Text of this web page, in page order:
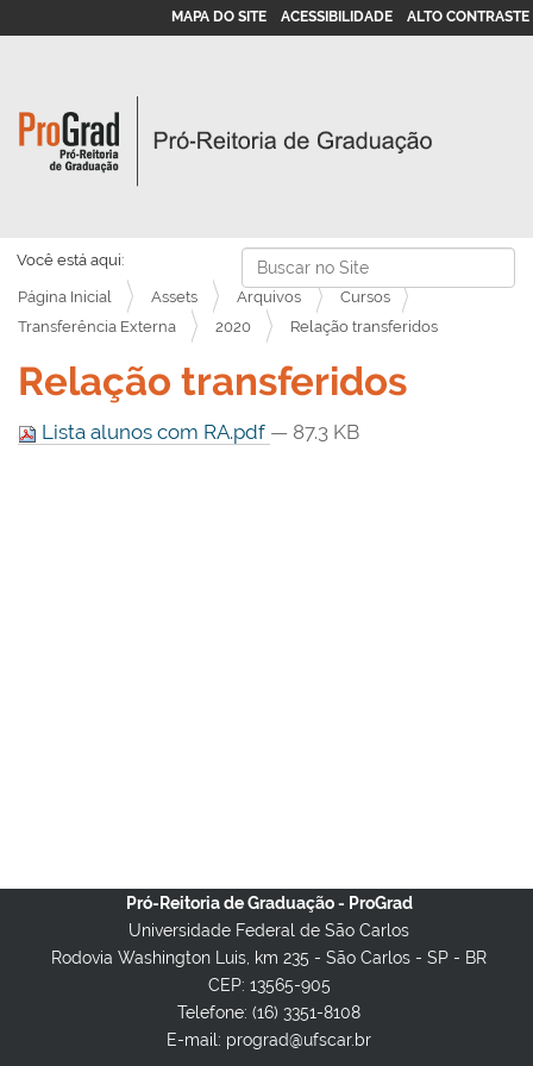
Busca
Busca Avançada…
MAPA DO SITE ACESSIBILIDADE ALTO CONTRASTE
Você está aqui:
Página Inicial Assets Arquivos
Cursos
Transferência Externa
2020 Relação transferidos
Relação transferidos
Lista alunos com RA.pdf — 87.3 KB
Pró-Reitoria de Graduação - ProGrad
Universidade Federal de São Carlos
Rodovia Washington Luis, km 235 - São Carlos - SP - BR
CEP: 13565-905
Telefone: (16) 3351-8108
E-mail: prograd@ufscar.br